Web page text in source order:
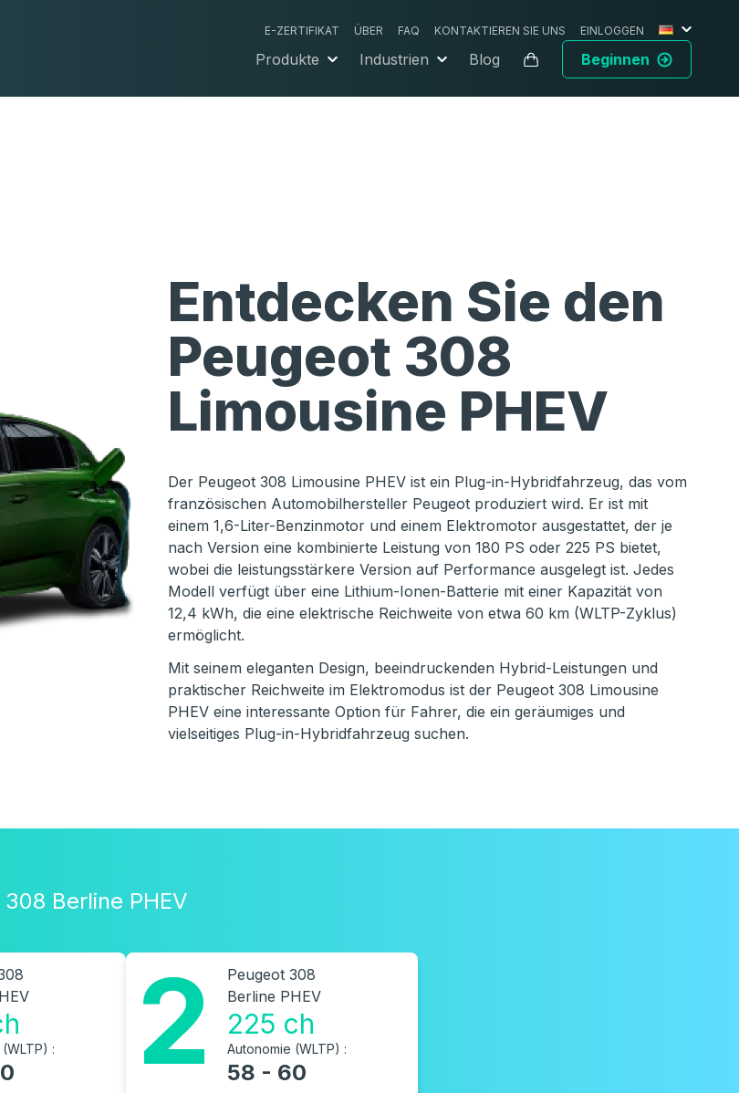
E-ZERTIFIKAT ÜBER FAQ KONTAKTIEREN SIE UNS EINLOGGEN
Produkte Industrien Blog Beginnen
Entdecken Sie den
Peugeot 308
Limousine PHEV
Der Peugeot 308 Limousine PHEV ist ein Plug-in-Hybridfahrzeug, das vom
französischen Automobilhersteller Peugeot produziert wird. Er ist mit
einem 1,6-Liter-Benzinmotor und einem Elektromotor ausgestattet, der je
nach Version eine kombinierte Leistung von 180 PS oder 225 PS bietet,
wobei die leistungsstärkere Version auf Performance ausgelegt ist. Jedes
Modell verfügt über eine Lithium-Ionen-Batterie mit einer Kapazität von
12,4 kWh, die eine elektrische Reichweite von etwa 60 km (WLTP-Zyklus)
ermöglicht.
Mit seinem eleganten Design, beeindruckenden Hybrid-Leistungen und
praktischer Reichweite im Elektromodus ist der Peugeot 308 Limousine
PHEV eine interessante Option für Fahrer, die ein geräumiges und
vielseitiges Plug-in-Hybridfahrzeug suchen.
Berline PHEV
: 2
Peugeot 308
Berline PHEV
225 ch
Autonomie (WLTP) :
58 - 60